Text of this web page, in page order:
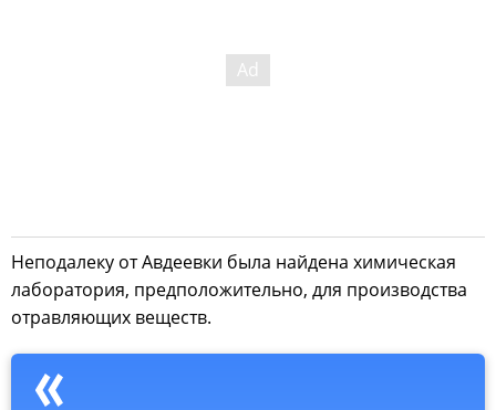
Неподалеку от Авдеевки была найдена химическая
лаборатория, предположительно, для производства
отравляющих веществ.